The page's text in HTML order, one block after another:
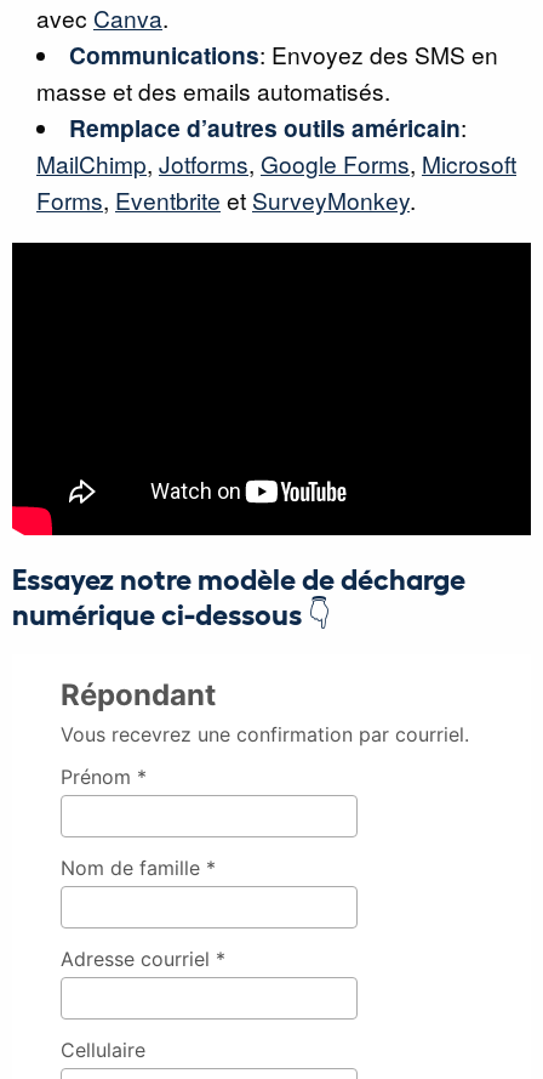
avec Canva.
Communications: Envoyez des SMS en
masse et des emails automatisés.
Remplace d’autres outils américain:
MailChimp, Jotforms, Google Forms, Microsoft
Forms, Eventbrite et SurveyMonkey.
Essayez notre modèle de décharge
numérique ci-dessous 👇